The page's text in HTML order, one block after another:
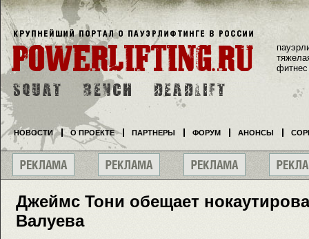
Джеймс Тони обещает
Валуева
фитнес
НОВОСТИ О ПРОЕКТЕ ПАРТНЕРЫ ФОРУМ АНОНСЫ